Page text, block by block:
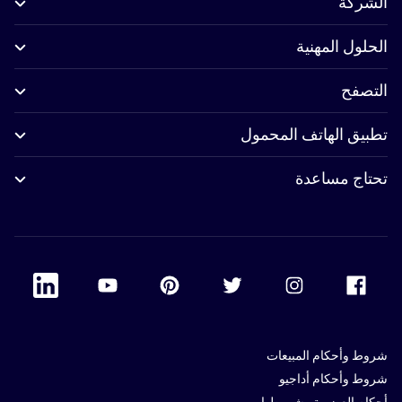
الحلول المهنية
التصفح
تطبيق الهاتف المحمول
تحتاج مساعدة
Accor Facebook
Accor Twitter
Accor Pinterest
Accor Youtube
Linkedin
شروط وأحكام المبيعات
شروط وأحكام أداجيو